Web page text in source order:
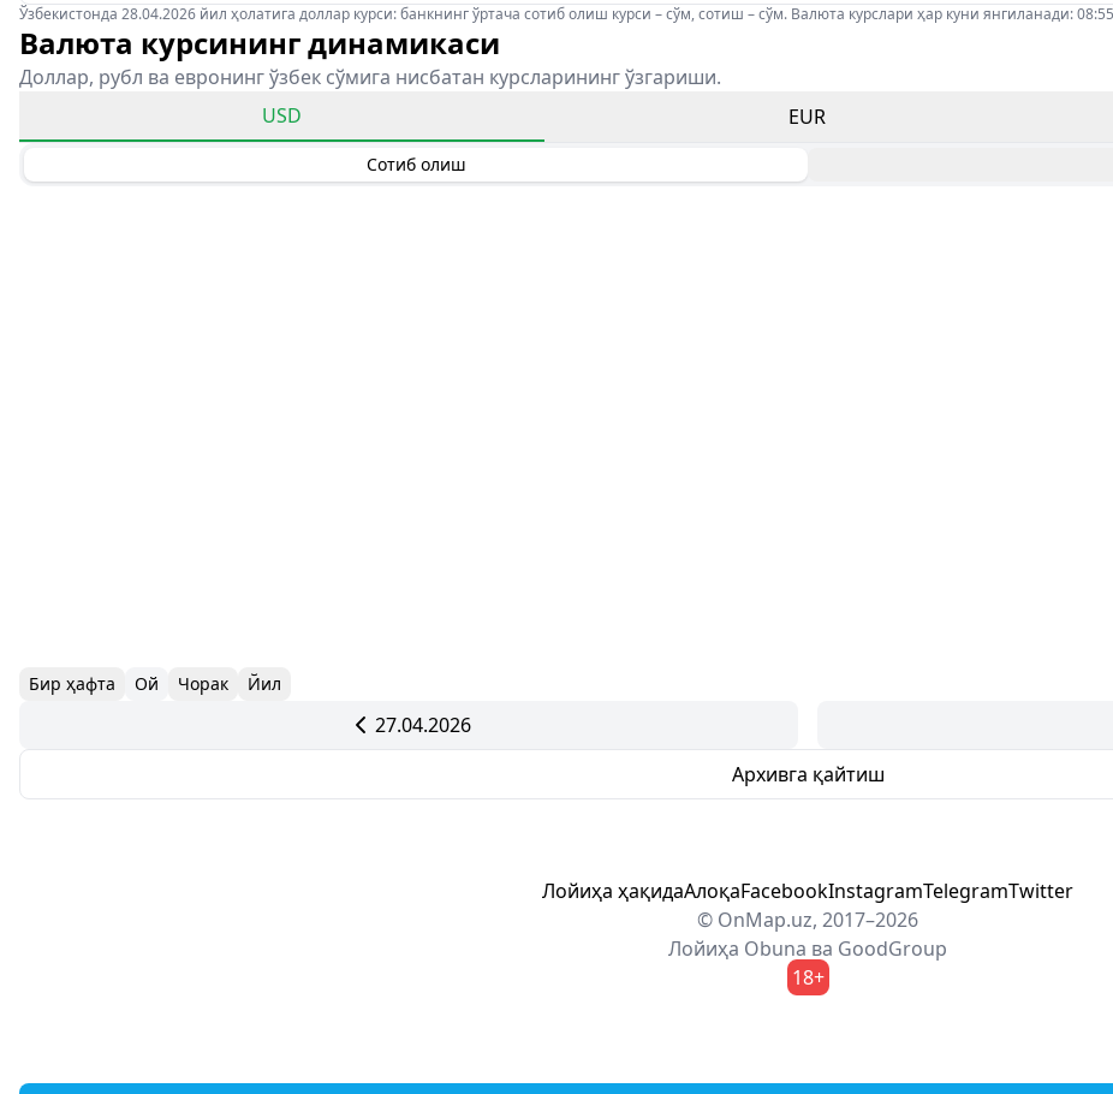
Ўзбекистонда 28.04.2026 йил ҳолатига доллар курси: банкнинг ўртача сотиб олиш курси – сўм, сотиш – сўм. Валюта курслари ҳар куни янгиланади:
Валюта курсининг динамикаси
Доллар, рубл ва евронинг ўзбек сўмига нисбатан курсларининг ўзгариши.
USD
EUR
Сотиб олиш
Бир ҳафта Ой Чорак Йил
27.04.2026
Архивга қайтиш
Лойиҳа ҳақидаАлоқаFacebookInstagramTelegramTwitter
© OnMap.uz, 2017–2026
Лойиҳа Obuna ва GoodGroup
18+